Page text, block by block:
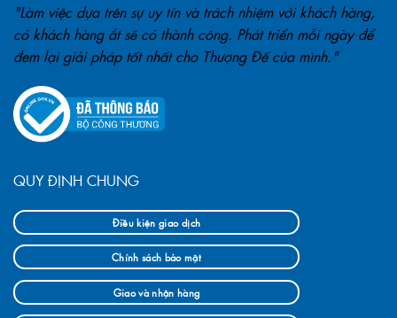
"Làm việc dựa trên sự uy tín và trách nhiệm với khách hàng,
có khách hàng ắt sẽ có thành công. Phát triển mỗi ngày để
đem lại giải pháp tốt nhất cho Thượng Đế của mình."
QUY ĐỊNH CHUNG
Điều kiện giao dịch
Chính sách bảo mật
Giao và nhận hàng